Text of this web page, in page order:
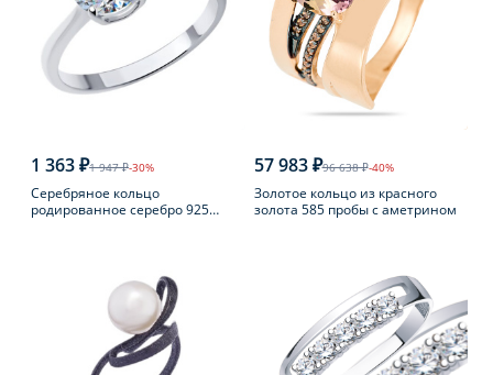
1 363 ₽1 947 ₽-30%
Серебряное кольцо
родированное серебро 925
57 983 ₽96 638 ₽-40%
Золотое кольцо из красного
золота 585 пробы с аметрином